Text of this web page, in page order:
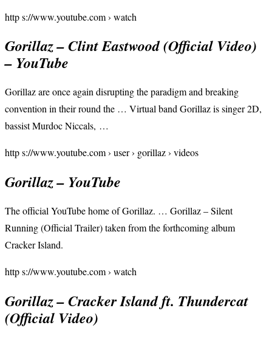
http s://www.youtube.com › watch
Gorillaz – Clint Eastwood (Official Video)
– YouTube
Gorillaz are once again disrupting the paradigm and breaking
convention in their round the … Virtual band Gorillaz is singer 2D,
bassist Murdoc Niccals, …
http s://www.youtube.com › user › gorillaz › videos
Gorillaz – YouTube
The official YouTube home of Gorillaz. … Gorillaz – Silent
Running (Official Trailer) taken from the forthcoming album
Cracker Island.
http s://www.youtube.com › watch
Gorillaz – Cracker Island ft. Thundercat
(Official Video)